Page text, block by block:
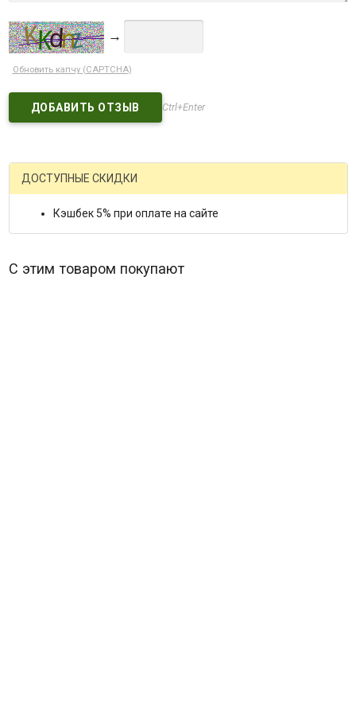
→
Обновить капчу (CAPTCHA)
Ctrl+Enter
ДОСТУПНЫЕ СКИДКИ
Кэшбек 5% при оплате на сайте
С этим товаром покупают